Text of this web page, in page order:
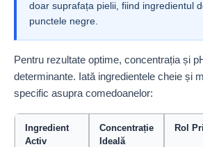
doar suprafața pielii, fiind ingredientul
punctele negre.
Pentru rezultate optime, concentrația și
determinante. Iată ingredientele cheie și
specific asupra comedoanelor:
Ingredient
Activ
Concentrație
Ideală
Rol